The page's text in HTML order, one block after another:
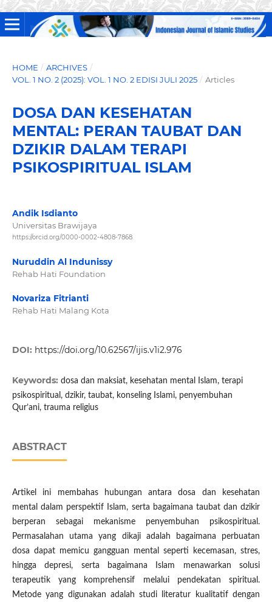
HOME / ARCHIVES /
VOL. 1 NO. 2 (2025): VOL. 1 NO. 2 EDISI JULI 2025 / Articles
DOSA DAN KESEHATAN
MENTAL: PERAN TAUBAT DAN
DZIKIR DALAM TERAPI
PSIKOSPIRITUAL ISLAM
Andik Isdianto
Universitas Brawijaya
https://orcid.org/0000-0002-4808-7868
Nuruddin Al Indunissy
Rehab Hati Foundation
Novariza Fitrianti
Rehab Hati Malang Kota
DOI: https://doi.org/10.62567/ijis.v1i2.976
Keywords: dosa dan maksiat, kesehatan mental Islam, terapi
psikospiritual, dzikir, taubat, konseling Islami, penyembuhan
Qur’ani, trauma religius
ABSTRACT
Artikel ini membahas hubungan antara dosa dan kesehatan
mental dalam perspektif Islam, serta bagaimana taubat dan dzikir
berperan sebagai mekanisme penyembuhan psikospiritual.
Permasalahan utama yang dikaji adalah bagaimana perbuatan
dosa dapat memicu gangguan mental seperti kecemasan, stres,
hingga depresi, serta bagaimana Islam menawarkan solusi
terapeutik yang komprehensif melalui pendekatan spiritual.
Metode yang digunakan adalah studi literatur kualitatif dengan